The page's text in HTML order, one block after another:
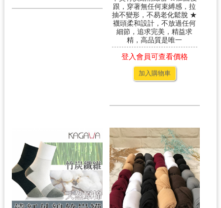
跟，穿著無任何束縛感，拉
抽不變形，不易老化鬆脫 ★
襪頭柔和設計，不放過任何
細節，追求完美，精益求
精，高品質是唯一
登入會員可查看價格
加入購物車